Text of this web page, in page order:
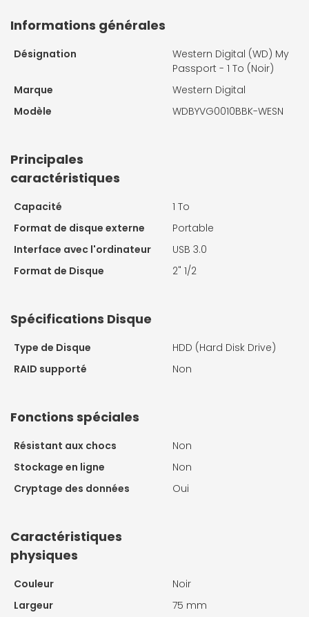
Informations générales
Désignation
Western Digital (WD) My
Passport - 1 To (Noir)
Marque
Western Digital
Modèle
WDBYVG0010BBK-WESN
Principales
caractéristiques
Capacité
1 To
Format de disque externe
Portable
Interface avec l'ordinateur
USB 3.0
Format de Disque
2" 1/2
Spécifications Disque
Type de Disque
HDD (Hard Disk Drive)
RAID supporté
Non
Fonctions spéciales
Résistant aux chocs
Non
Stockage en ligne
Non
Cryptage des données
Oui
Caractéristiques
physiques
Couleur
Noir
Largeur
75 mm